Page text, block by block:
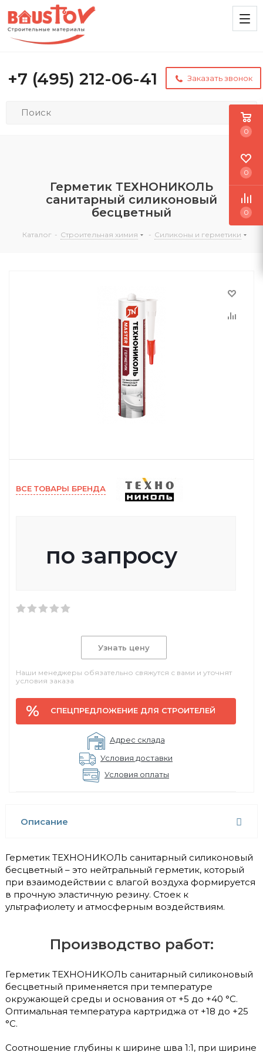
+7 (495) 212-06-41 Заказать звонок
Герметик ТЕХНОНИКОЛЬ
санитарный силиконовый
бесцветный
Каталог - Строительная химия - Силиконы и герметики
ВСЕ ТОВАРЫ БРЕНДА
по запросу
Узнать цену
Наши менеджеры обязательно свяжутся с вами и уточнят
условия заказа
СПЕЦПРЕДЛОЖЕНИЕ ДЛЯ СТРОИТЕЛЕЙ
Адрес склада
Условия доставки
Условия оплаты
Описание
Герметик ТЕХНОНИКОЛЬ санитарный силиконовый
бесцветный – это нейтральный герметик, который
при взаимодействии с влагой воздуха формируется
в прочную эластичную резину. Стоек к
ультрафиолету и атмосферным воздействиям.
Производство работ:
Герметик ТЕХНОНИКОЛЬ санитарный силиконовый
бесцветный применяется при температуре
окружающей среды и основания от +5 до +40 °С.
Оптимальная температура картриджа от +18 до +25
°С.
Соотношение глубины к ширине шва 1:1, при ширине
0
0
0